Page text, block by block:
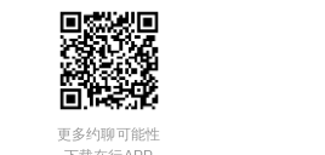
更多约聊可能性